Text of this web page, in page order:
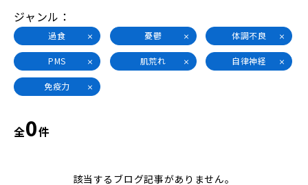
ジャンル
過食 憂鬱 体調不良
PMS 肌荒れ 自律神経
免疫力
全0件
該当するブログ記事がありません。